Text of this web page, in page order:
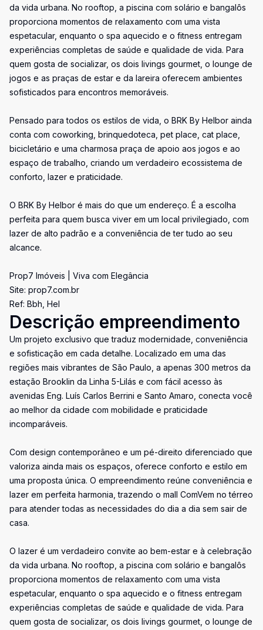
da vida urbana. No rooftop, a piscina com solário e bangalôs
proporciona momentos de relaxamento com uma vista
espetacular, enquanto o spa aquecido e o fitness entregam
experiências completas de saúde e qualidade de vida. Para
quem gosta de socializar, os dois livings gourmet, o lounge de
jogos e as praças de estar e da lareira oferecem ambientes
sofisticados para encontros memoráveis.
Pensado para todos os estilos de vida, o BRK By Helbor ainda
conta com coworking, brinquedoteca, pet place, cat place,
bicicletário e uma charmosa praça de apoio aos jogos e ao
espaço de trabalho, criando um verdadeiro ecossistema de
conforto, lazer e praticidade.
O BRK By Helbor é mais do que um endereço. É a escolha
perfeita para quem busca viver em um local privilegiado, com
lazer de alto padrão e a conveniência de ter tudo ao seu
alcance.
Prop7 Imóveis | Viva com Elegância
Site: prop7.com.br
Ref: Bbh, Hel
Descrição empreendimento
Um projeto exclusivo que traduz modernidade, conveniência
e sofisticação em cada detalhe. Localizado em uma das
regiões mais vibrantes de São Paulo, a apenas 300 metros da
estação Brooklin da Linha 5-Lilás e com fácil acesso às
avenidas Eng. Luís Carlos Berrini e Santo Amaro, conecta você
ao melhor da cidade com mobilidade e praticidade
incomparáveis.
Com design contemporâneo e um pé-direito diferenciado que
valoriza ainda mais os espaços, oferece conforto e estilo em
uma proposta única. O empreendimento reúne conveniência e
lazer em perfeita harmonia, trazendo o mall ComVem no térreo
para atender todas as necessidades do dia a dia sem sair de
casa.
O lazer é um verdadeiro convite ao bem-estar e à celebração
da vida urbana. No rooftop, a piscina com solário e bangalôs
proporciona momentos de relaxamento com uma vista
espetacular, enquanto o spa aquecido e o fitness entregam
experiências completas de saúde e qualidade de vida. Para
quem gosta de socializar, os dois livings gourmet, o lounge de